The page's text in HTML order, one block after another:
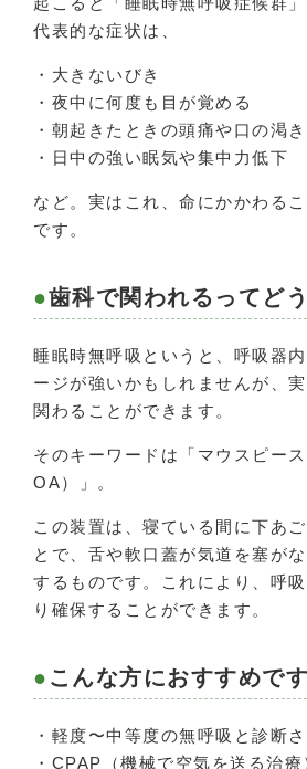
代表的な症状は、
・大きないびき
・夜中に何度も目が覚める
・朝起きたときの頭痛や口の渇き
・日中の強い眠気や集中力低下
など。実はこれ、命にかかわる
です。
歯科で関われるってど
睡眠時無呼吸というと、呼吸器
ージが強いかもしれませんが、
関わることができます。
そのキーワードは「マウスピー
OA）」。
この装置は、寝ている間に下あ
とで、舌や軟口蓋が気道を塞が
するものです。これにより、呼
り確保することができます。
こんな方におすすめです
・軽度〜中等度の無呼吸と診断
・CPAP（機械で空気を送る治